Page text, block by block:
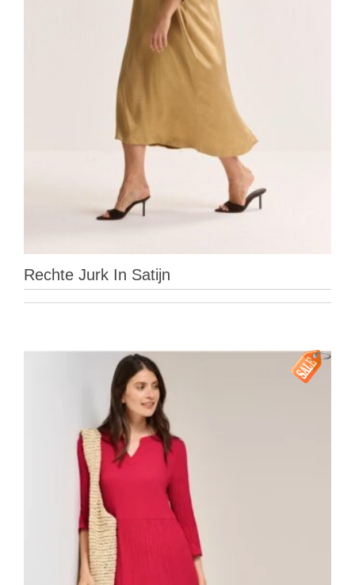
Rechte Jurk In Satijn